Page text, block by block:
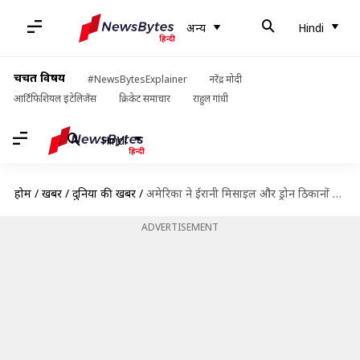
अन्य Hindi
चर्चित विषय #NewsBytesExplainer
नरेंद्र मोदी
आर्टिफिशियल इंटेलिजेंस
क्रिकेट समाचार राहुल गांधी
Hindi
होम / खबरें / दुनिया की खबरें / अमेरिका ने ईरानी मिसाइल और ड्रोन ठिकानों पर किया हमला, तेहरान का भी पलटवार
ADVERTISEMENT